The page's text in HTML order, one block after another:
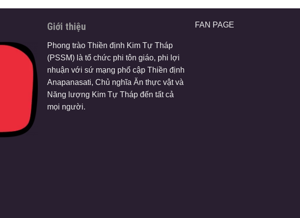
Giới thiệu
Phong trào Thiền định Kim Tự Tháp
(PSSM) là tổ chức phi tôn giáo, phi lợi
nhuận với sứ mạng phổ cập Thiền định
Anapanasati, Chủ nghĩa Ăn thực vật và
Năng lượng Kim Tự Tháp đến tất cả
mọi người.
FAN PAGE